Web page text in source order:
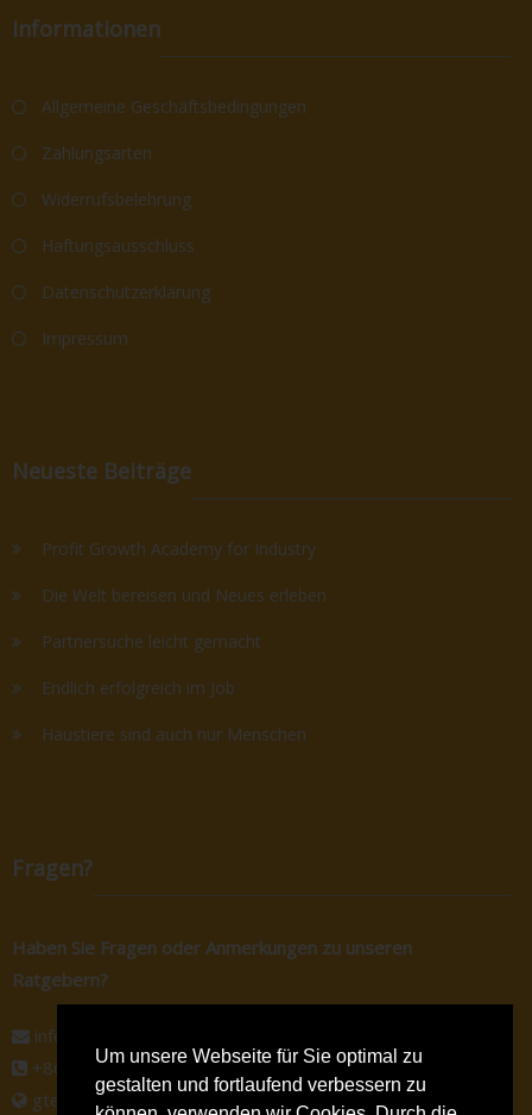
Um unsere Webseite für Sie optimal zu
gestalten und fortlaufend verbessern zu
Informationen
Allgemeine Geschäftsbedingungen
Zahlungsarten
Widerrufsbelehrung
Haftungsausschluss
Datenschutzerklärung
Impressum
Neueste Beiträge
Profit Growth Academy for Industry
Die Welt bereisen und Neues erleben
Partnersuche leicht gemacht
Endlich erfolgreich im Job
Haustiere sind auch nur Menschen
Fragen?
Haben Sie Fragen oder Anmerkungen zu unseren
Ratgebern?
info@gtec-shop.de
+86 134 82438080
gtec-shop.de